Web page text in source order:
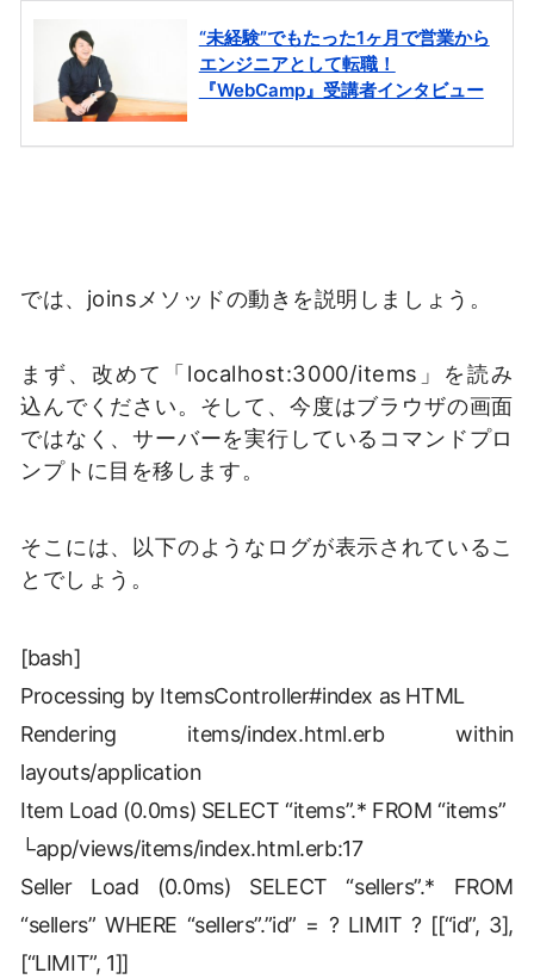
では、joinsメソッドの動きを説明しましょう。
まず、改めて「localhost:3000/items」を読み
込んでください。そして、今度はブラウザの画面
ではなく、サーバーを実行しているコマンドプロ
ンプトに目を移します。
そこには、以下のようなログが表示されているこ
とでしょう。
[bash]
Processing by ItemsController#index as HTML
Rendering items/index.html.erb within
layouts/application
Item Load (0.0ms) SELECT “items”.* FROM “items”
└app/views/items/index.html.erb:17
Seller Load (0.0ms) SELECT “sellers”.* FROM
“sellers” WHERE “sellers”.”id” = ? LIMIT ? [[“id”, 3],
[“LIMIT”, 1]]